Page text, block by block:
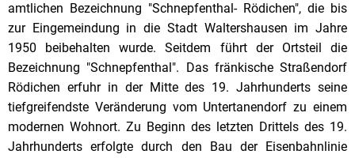
amtlichen Bezeichnung "Schnepfenthal- Rödichen", die bis
zur Eingemeindung in die Stadt Waltershausen im Jahre
1950 beibehalten wurde. Seitdem führt der Ortsteil die
Bezeichnung "Schnepfenthal". Das fränkische Straßendorf
Rödichen erfuhr in der Mitte des 19. Jahrhunderts seine
tiefgreifendste Veränderung vom Untertanendorf zu einem
modernen Wohnort. Zu Beginn des letzten Drittels des 19.
Jahrhunderts erfolgte durch den Bau der Eisenbahnlinie